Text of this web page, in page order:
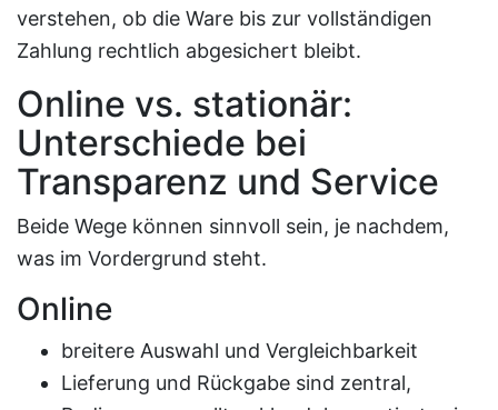
verstehen, ob die Ware bis zur vollständigen
Zahlung rechtlich abgesichert bleibt.
Online vs. stationär:
Unterschiede bei
Transparenz und Service
Beide Wege können sinnvoll sein, je nachdem,
was im Vordergrund steht.
Online
breitere Auswahl und Vergleichbarkeit
Lieferung und Rückgabe sind zentral,